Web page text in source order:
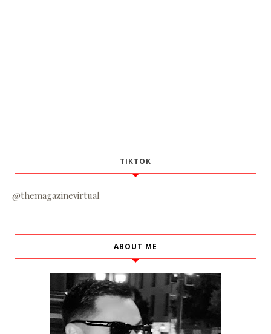
TIKTOK
@themagazinevirtual
ABOUT ME